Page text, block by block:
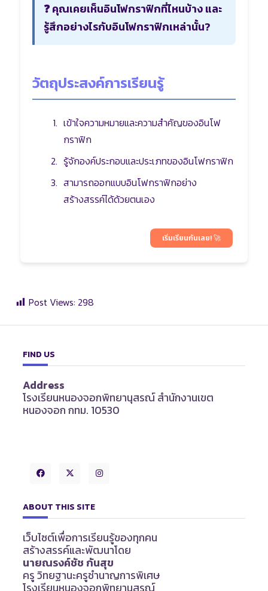
❓ คุณเคยเห็นอินโฟกราฟิกที่ไหนบ้าง และ
รู้สึกอย่างไรกับอินโฟกราฟิกเหล่านั้น?
วัตถุประสงค์การเรียนรู้
เข้าใจความหมายและความสำคัญของอินโฟ
กราฟิก
รู้จักองค์ประกอบและประเภทของอินโฟกราฟิก
สามารถออกแบบอินโฟกราฟิกอย่าง
สร้างสรรค์ได้ด้วยตนเอง
เริ่มเรียนกันเลย! 🚀
Post Views: 298
FIND US
Address
โรงเรียนหนองจอกพิทยานุสรณ์ สำนักงานเขต
หนองจอก กทม. 10530
ABOUT THIS SITE
เว็บไซต์เพื่อการเรียนรู้ของทุกคน
สร้างสรรค์และพัฒนาโดย
นายณรงค์ชัช กันสุข
ครู วิทยฐานะครูชำนาญการพิเศษ
โรงเรียนหนองจอกพิทยานุสรณ์